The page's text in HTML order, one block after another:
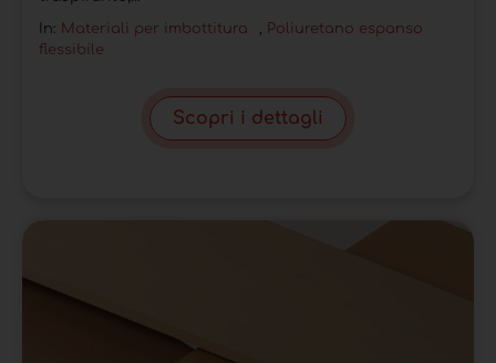
In: Materiali per imbottitura , Poliuretano espanso
flessibile
Scopri i dettagli